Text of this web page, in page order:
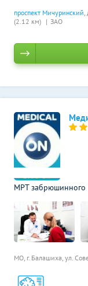
проспект Мичуринский,
(2.12 км)
ЗАО
МО, г. Балашиха, ул.
МРТ забрюшинного